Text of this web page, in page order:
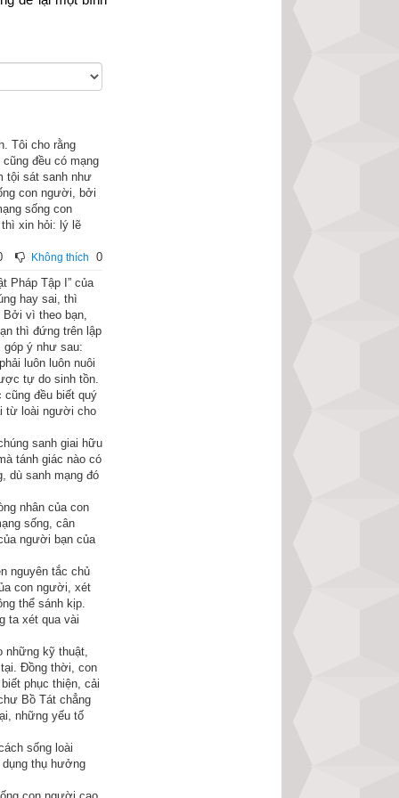
lớn rộng thênh
là một quang
khiến cho trong
bưng một cái
mảng, vì thế
bất thiện không
nghĩa sâu sắc
về một đứa
sáu tuổi, tay
náo ầm ĩ. Thì ra
thổi kèn, và ở
ngoài nhìn, rồi
Tôi cho rằng
đều có mạng
tội sát sanh như
con người, bởi
sống con
xin hỏi: lý lẽ
Không thích
0
Pháp Tập I” của
hay sai, thì
vì theo bạn,
thì đứng trên lập
góp ý như sau:
luôn luôn nuôi
tự do sinh tồn.
cũng đều biết quý
từ loài người cho
sanh giai hữu
tánh giác nào có
dù sanh mạng đó
nhân của con
sống, cân
người bạn của
nguyên tắc chủ
con người, xét
thể sánh kịp.
ta xét qua vài
những kỹ thuật,
Đồng thời, con
phục thiện, cải
Bồ Tát chẳng
những yếu tố
sống loài
thụ hưởng